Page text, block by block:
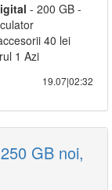
- 200 GB -
40 lei
1 Azi
19.07|02:32
GB noi,